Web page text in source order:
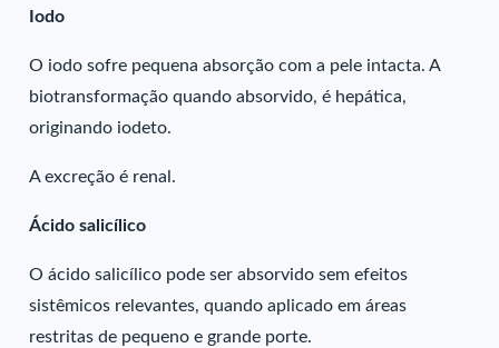
Iodo
O iodo sofre pequena absorção com a pele intacta. A
biotransformação quando absorvido, é hepática,
originando iodeto.
A excreção é renal.
Ácido salicílico
O ácido salicílico pode ser absorvido sem efeitos
sistêmicos relevantes, quando aplicado em áreas
restritas de pequeno e grande porte.